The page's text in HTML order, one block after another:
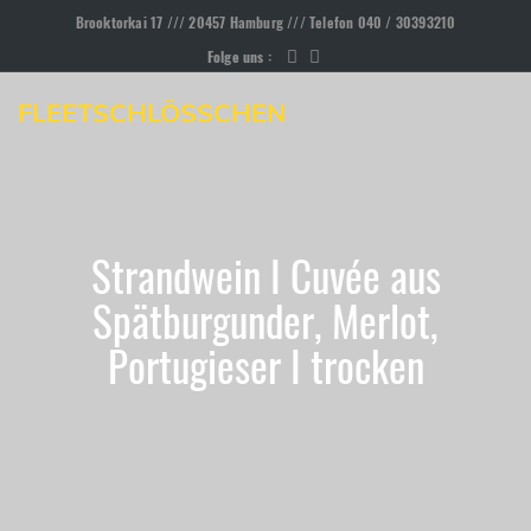
Brooktorkai 17 /// 20457 Hamburg /// Telefon 040 / 30393210
Folge uns :
FLEETSCHLÖSSCHEN
Strandwein I Cuvée aus
Spätburgunder, Merlot,
Portugieser I trocken